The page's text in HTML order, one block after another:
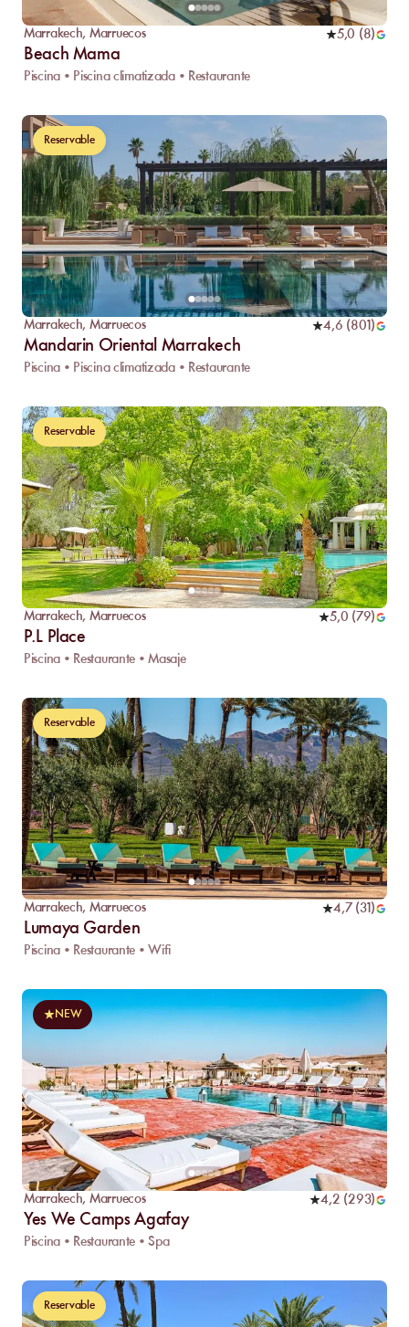
Marrakech, Marruecos 5,0 (8)
Beach Mama
Piscina • Piscina climatizada • Restaurante
Reservable
Marrakech, Marruecos 4,6 (801 )
Mandarin Oriental Marrakech
Piscina • Piscina climatizada • Restaurante
Reservable
Marrakech, Marruecos 5,0 (79)
P.L Place
Piscina • Restaurante • Masaje
Reservable
Marrakech, Marruecos 4,7(31 )
Lumaya Garden
Piscina • Restaurante • Wifi
NEW
Marrakech, Marruecos 4,2 (293)
Yes We Camps Agafay
Piscina • Restaurante • Spa
Reservable